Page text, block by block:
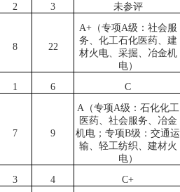
2 3 未参评
8 22
A+（专项A级：社会服
务、化工石化医药、建
材火电、采掘、冶金机
电）
1 6 C
7 9
A（专项A级：石化化工
医药、社会服务、冶金
机电；专项B级：交通运
输、轻工纺织、建材火
电）
3 4 C+